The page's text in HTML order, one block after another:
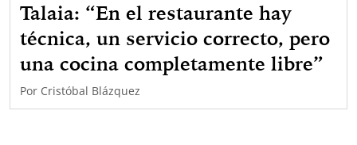
Talaia: “En el restaurante hay
técnica, un servicio correcto, pero
una cocina completamente libre”
Por Cristóbal Blázquez